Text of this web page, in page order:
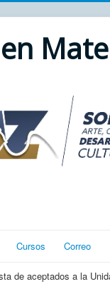
Cursos Correo
de aceptados a la